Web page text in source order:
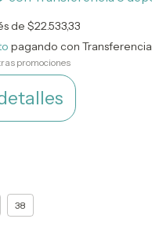
de $22.533,33
pagando con
promociones
38